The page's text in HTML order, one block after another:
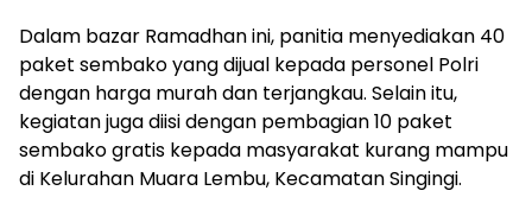
Dalam bazar Ramadhan ini, panitia menyediakan 40
paket sembako yang dijual kepada personel Polri
dengan harga murah dan terjangkau. Selain itu,
kegiatan juga diisi dengan pembagian 10 paket
sembako gratis kepada masyarakat kurang mampu
di Kelurahan Muara Lembu, Kecamatan Singingi.